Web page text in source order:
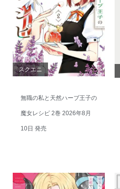
スクエニ
無職の私と天然ハーブ王子の
魔女レシピ 2巻 2026年8月
10日 発売